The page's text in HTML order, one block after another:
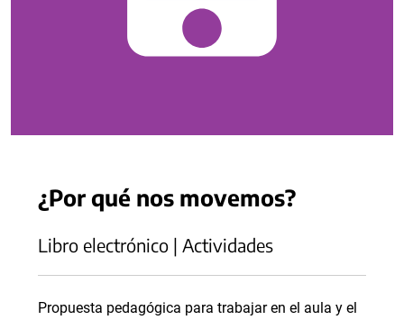
¿Por qué nos movemos?
Libro electrónico | Actividades
Propuesta pedagógica para trabajar en el aula y el